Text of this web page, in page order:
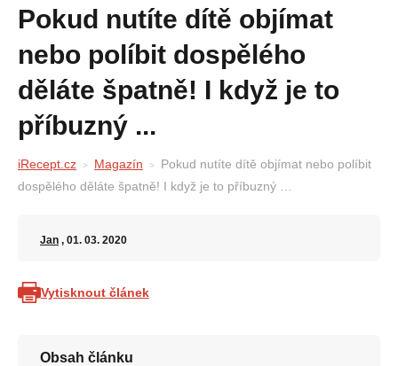
Pokud nutíte dítě objímat
nebo políbit dospělého
děláte špatně! I když je to
příbuzný ...
iRecept.cz Magazín
Pokud nutíte dítě objímat nebo políbit
dospělého děláte špatně! I když je to příbuzný …
Jan , 01. 03. 2020
Vytisknout článek
Obsah článku